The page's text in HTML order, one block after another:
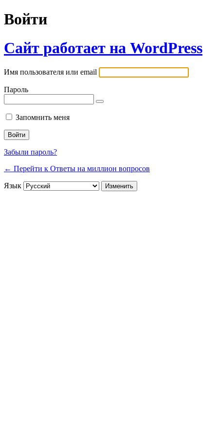
Войти
Сайт работает на WordPress
Имя пользователя или email
Пароль
Запомнить меня
Забыли пароль?
← Перейти к Ответы на миллион вопросов
Язык